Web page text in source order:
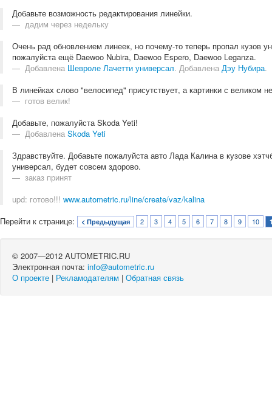
Добавьте возможность редактирования линейки.
дадим через недельку
Очень рад обновлением линеек, но почему-то теперь пропал кузов
пожалуйста ещё Daewoo Nubira, Daewoo Espero, Daewoo Leganza.
Добавлена Шевроле Лачетти универсал. Добавлена Дэу Нубира.
В линейках слово "велосипед" присутствует, а картинки с великом
готов велик!
Добавьте, пожалуйста Skoda Yeti!
Добавлена Skoda Yeti
Здравствуйте. Добавьте пожалуйста авто Лада Калина в кузове
универсал, будет совсем здорово.
заказ принят
upd: готово!!! www.autometric.ru/line/create/vaz/kalina
Перейти к странице:
< Предыдущая 2 3 4 5 6 7 8 9 10
© 2007—2012 AUTOMETRIC.RU
Электронная почта: info@autometric.ru
О проекте | Рекламодателям | Обратная связь